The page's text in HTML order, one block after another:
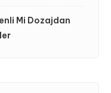
Mi Dozajdan